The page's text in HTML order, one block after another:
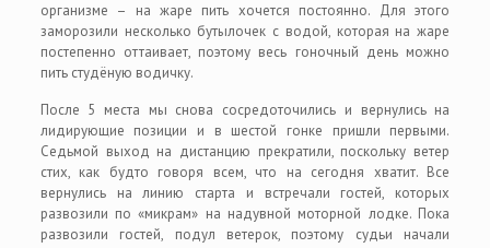
организме – на жаре пить хочется постоянно. Для этого
заморозили несколько бутылочек с водой, которая на жаре
постепенно оттаивает, поэтому весь гоночный день можно
пить студёную водичку.
После 5 места мы снова сосредоточились и вернулись на
лидирующие позиции и в шестой гонке пришли первыми.
Седьмой выход на дистанцию прекратили, поскольку ветер
стих, как будто говоря всем, что на сегодня хватит. Все
вернулись на линию старта и встречали гостей, которых
развозили по «микрам» на надувной моторной лодке. Пока
развозили гостей, подул ветерок, поэтому судьи начали